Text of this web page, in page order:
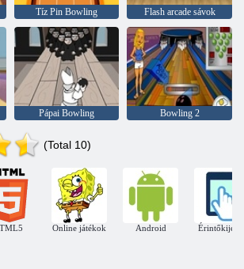
Tíz Pin Bowling Flash arcade sávok
Pápai Bowling Bowling 2
(Total 10)
Online játékok Android